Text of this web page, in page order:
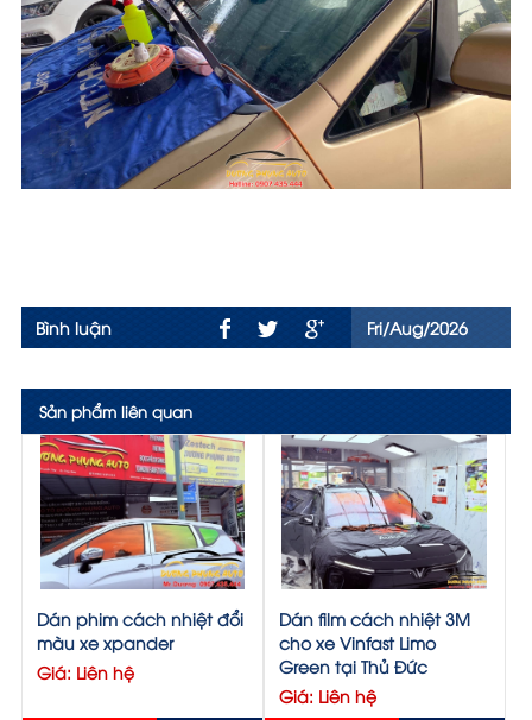
Bình luận Fri/Aug/2026
Sản phẩm liên quan
Dán phim cách nhiệt đổi
màu xe xpander
Giá: Liên hệ
Dán film cách nhiệt 3M
cho xe Vinfast Limo
Green tại Thủ Đức
Giá: Liên hệ